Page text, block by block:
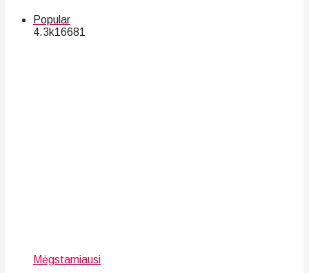
Popular
4.3k16681
Mėgstamiausi